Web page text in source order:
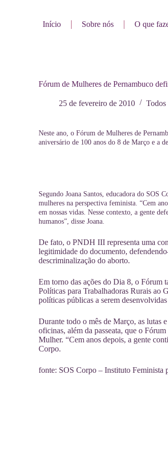
Início Sobre nós O que
Fórum de Mulheres de Pernambuco
25 de fevereiro de 2010 Todos
Neste ano, o Fórum de Mulheres de
aniversário de 100 anos do 8 de Março e a
Segundo Joana Santos, educadora do SOS
mulheres na perspectiva feminista. “Cem
em nossas vidas. Nesse contexto, a gente
humanos”, disse Joana.
De fato, o PNDH III representa uma
legitimidade do documento,
descriminalização do aborto.
Em torno das ações do Dia 8, o Fórum
Políticas para Trabalhadoras Rurais ao
políticas públicas a serem
Durante todo o mês de Março, as lutas
oficinas, além da passeata, que o
Mulher. “Cem anos depois, a gente
Corpo.
fonte: SOS Corpo – Instituto Feminista